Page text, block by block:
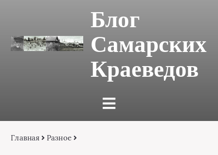
Блог
Самарских
Краеведов
Главная Разное